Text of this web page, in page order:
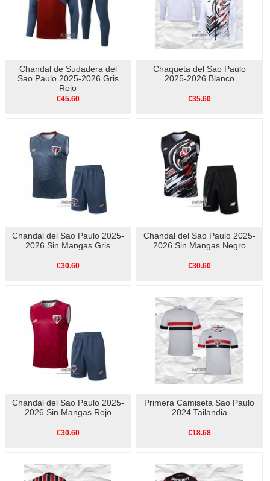
Chandal de Sudadera del
Sao Paulo 2025-2026 Gris
Rojo
€45.60
Chaqueta del Sao Paulo
2025-2026 Blanco
€35.60
Chandal del Sao Paulo 2025-
2026 Sin Mangas Gris
€30.60
Chandal del Sao Paulo 2025-
2026 Sin Mangas Negro
€30.60
Chandal del Sao Paulo 2025-
2026 Sin Mangas Rojo
€30.60
Primera Camiseta Sao Paulo
2024 Tailandia
€18.68